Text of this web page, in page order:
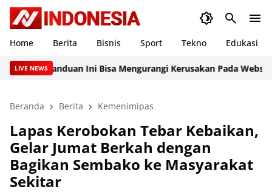
Home Berita Bisnis Sport Tekno Edukasi
LIVE NEWS
Panduan Ini Bisa Mengurangi Kerusakan Pada Website
Beranda Berita Kemenimipas
Lapas Kerobokan Tebar Kebaikan,
Gelar Jumat Berkah dengan
Bagikan Sembako ke Masyarakat
Sekitar